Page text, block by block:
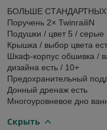
БОЛЬШЕ
Поручень 2× TwinrailiN
Подушки / цвет 5 / серые
Крышка / выбор цвета
Шкаф-корпус обшивка /
дизайна есть / 10+
Предохранительный
Донный дренаж есть
Многоуровневое дно
Скрыть